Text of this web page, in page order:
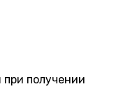
получении